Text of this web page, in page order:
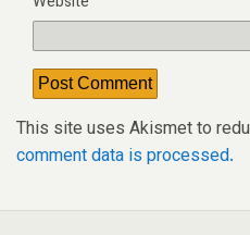
This site uses Akismet to
comment data is processed.